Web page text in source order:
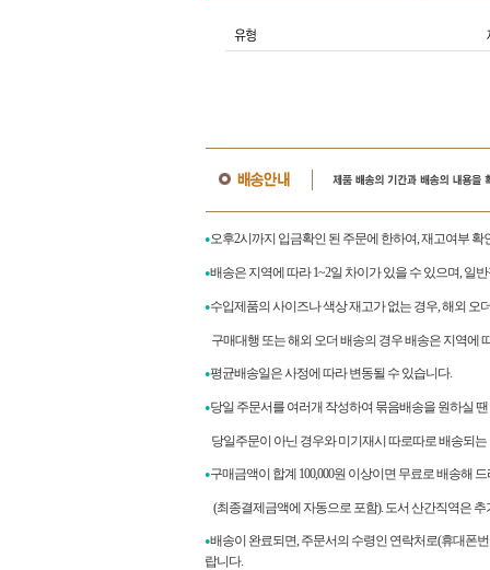
●오후2시까지 입금확인 된 주문에 한하여, 재고여부
●배송은 지역에 따라 1~2일 차이가 있을 수 있으며, 일
●수입제품의 사이즈나 색상 재고가 없는 경우, 해외 오
구매대행 또는 해외 오더 배송의 경우 배송은 지역에
●평균배송일은 사정에 따라 변동될 수 있습니다.
●당일 주문서를 여러개 작성하여 묶음배송을 원하실
당일주문이 아닌 경우와 미기재시 따로따로 배송되
●구매금액이 합계 100,000원 이상이면 무료로 배송해
(최종결제금액에 자동으로 포함). 도서 산간직역은
●배송이 완료되면, 주문서의 수령인 연락처로(휴대폰
랍니다.